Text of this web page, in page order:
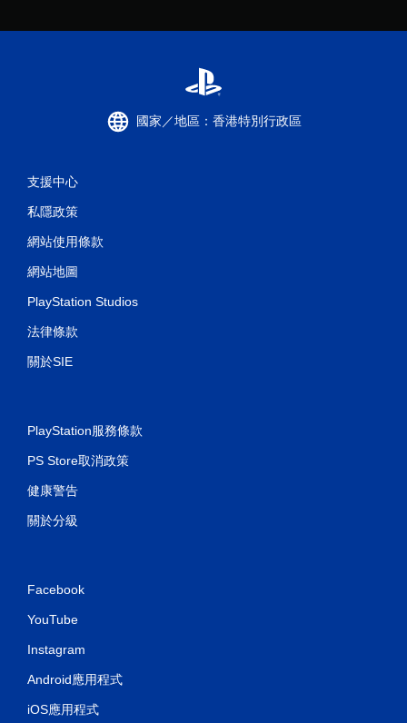
國家／地區：香港特別行政區
支援中心
私隱政策
網站使用條款
網站地圖
PlayStation Studios
法律條款
關於SIE
PlayStation服務條款
PS Store取消政策
健康警告
關於分級
Facebook
YouTube
Instagram
Android應用程式
iOS應用程式